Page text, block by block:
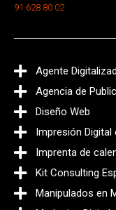
91 628 80 02
Agente
Agencia de
Diseño Web
Impresión Digital
Imprenta de
Kit Consulting
Manipulados en